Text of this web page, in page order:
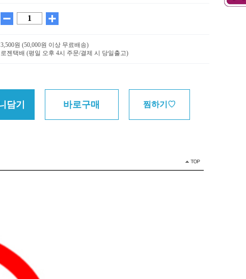
3,500원 (50,000원 이상 무료배송)
로젠택배 (평일 오후 4시 주문/결제 시 당일출고)